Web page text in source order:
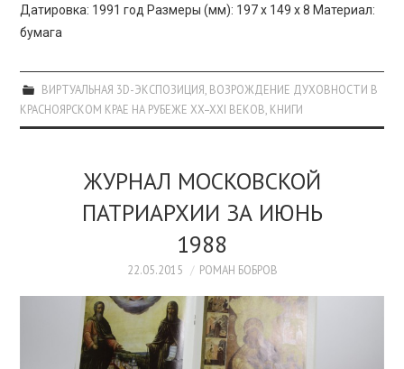
Датировка: 1991 год Размеры (мм): 197 х 149 х 8 Материал:
бумага
ВИРТУАЛЬНАЯ 3D-ЭКСПОЗИЦИЯ, ВОЗРОЖДЕНИЕ ДУХОВНОСТИ В
КРАСНОЯРСКОМ КРАЕ НА РУБЕЖЕ XX–XXI ВЕКОВ, КНИГИ
ЖУРНАЛ МОСКОВСКОЙ
ПАТРИАРХИИ ЗА ИЮНЬ
1988
22.05.2015 РОМАН БОБРОВ